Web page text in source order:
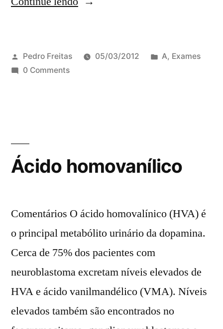
Pedro Freitas 05/03/2012 A, Exames
0 Comments
Ácido homovanílico
Comentários O ácido homovalínico (HVA) é
o principal metabólito urinário da dopamina.
Cerca de 75% dos pacientes com
neuroblastoma excretam níveis elevados de
HVA e ácido vanilmandélico (VMA). Níveis
elevados também são encontrados no